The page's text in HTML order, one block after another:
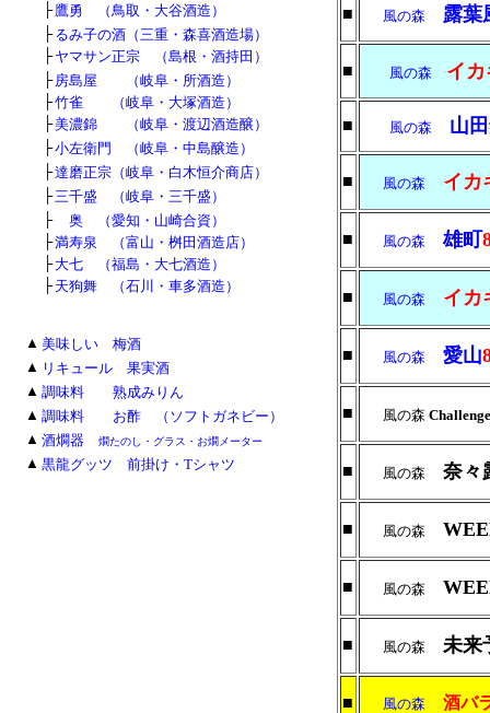
├ 鷹勇 （鳥取・大谷酒造）
├ るみ子の酒（三重・森喜酒造場）
├ ヤマサン正宗 （島根・酒持田）
├ 房島屋 （岐阜・所酒造）
├竹雀 （岐阜・大塚酒造）
├美濃錦 （岐阜・渡辺酒造醸）
├小左衛門 （岐阜・中島醸造）
├達磨正宗（岐阜・白木恒介商店）
├三千盛 （岐阜・三千盛）
├
奥 （愛知・山崎合資）
├満寿泉 （富山・桝田酒造店）
├ 大七 （福島・大七酒造）
├ 天狗舞 （石川・車多酒造）
▲ 美味しい 梅酒
▲ リキュール 果実酒
▲ 調味料 熟成みりん
▲ 調味料 お酢 （ソフトガネビー）
▲ 酒燗器 燗たのし・グラス・お燗メーター
▲ 黒龍グッツ 前掛け・Tシャツ
■ 風の森 露葉
■ 風の森 イ
■ 風の森 山
■ 風の森 イカ
■ 風の森雄町
■ 風の森 イカ
■ 風の森 愛山
■ 風の森
■ 風の森 奈々
■ 風の森
■ 風の森
■ 風の森 未来
■ 風の森 酒バ